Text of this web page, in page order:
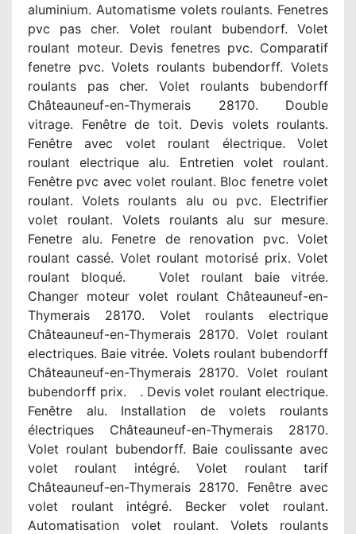
aluminium. Automatisme volets roulants. Fenetres
pvc pas cher. Volet roulant bubendorf. Volet
roulant moteur. Devis fenetres pvc. Comparatif
fenetre pvc. Volets roulants bubendorff. Volets
roulants pas cher. Volet roulants bubendorff
Châteauneuf-en-Thymerais 28170. Double
vitrage. Fenêtre de toit. Devis volets roulants.
Fenêtre avec volet roulant électrique. Volet
roulant electrique alu. Entretien volet roulant.
Fenêtre pvc avec volet roulant. Bloc fenetre volet
roulant. Volets roulants alu ou pvc. Electrifier
volet roulant. Volets roulants alu sur mesure.
Fenetre alu. Fenetre de renovation pvc. Volet
roulant cassé. Volet roulant motorisé prix. Volet
roulant bloqué. Volet roulant baie vitrée.
Changer moteur volet roulant Châteauneuf-en-
Thymerais 28170. Volet roulants electrique
Châteauneuf-en-Thymerais 28170. Volet roulant
electriques. Baie vitrée. Volets roulant bubendorff
Châteauneuf-en-Thymerais 28170. Volet roulant
bubendorff prix. . Devis volet roulant electrique.
Fenêtre alu. Installation de volets roulants
électriques Châteauneuf-en-Thymerais 28170.
Volet roulant bubendorff. Baie coulissante avec
volet roulant intégré. Volet roulant tarif
Châteauneuf-en-Thymerais 28170. Fenêtre avec
volet roulant intégré. Becker volet roulant.
Automatisation volet roulant. Volets roulants